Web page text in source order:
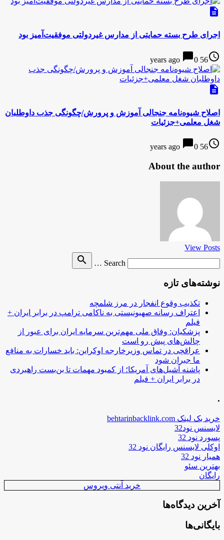
description
اجرای طرح بسته حمایتی از مدارس غیردولتی موفقیت‌آمیز بود
access_time
56 years ago
chat_bubble0
description
اصلاح شیوه‌نامه جنجالی آموزش و پرورش/چگونگی جذب داوطلبان
شغل معلمی+جزئیات
access_time
56 years ago
chat_bubble0
About the author
View Posts
Search …
search
نوشته‌های تازه
تکذیب وقوع انفجار در مرز شلمچه
اعتراف رسانه صهیونیستی به ناکامی ترامپ در برابر ایران +
فیلم
پزشکیان: وفاق ملی مهم‌ترین سرمایه ایران برای عبور از
چالش‌های پیش رو است
عراقچی در تماس وزیرخارجه اوکراین: باید خسارات به منافع
ما جبران شود
پاشنه آشیل‌های آمریکا؛ از کمبود مهمات تا بن‌بست راهبردی
در برابر ایران + فیلم
.
خرید بک لینک behtarinbacklink.com
لایسنس نود32
پسورد نود 32
اوکلی لایسنس رایگان نود 32
همیار نود 32
بهترین سئو
رایگان
خرید آنتی ویروس
آخرین دیدگاه‌ها
بایگانی‌ها